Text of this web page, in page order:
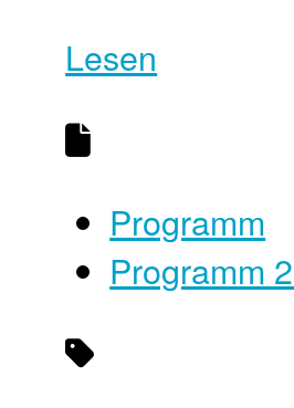
Lesen
Programm
Programm